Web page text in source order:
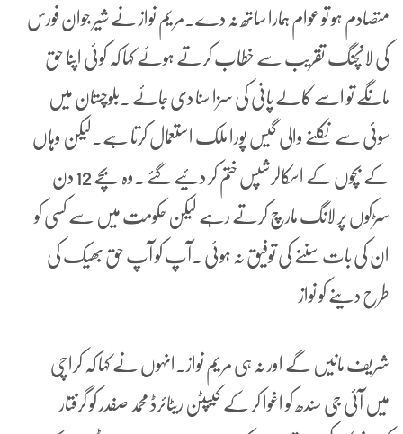
متصادم ہو تو عوام ہمارا ساتھ نہ دے۔مریم نواز نے شیر جوان فورس
کی لانچنگ تقریب سے خطاب کرتے ہوئے کہا کہ کوئی اپنا حق
مانگے تو اسے کالے پانی کی سزا سنا دی جائے ۔بلوچستان میں
سوئی سے نکلنے والی گیس پورا ملک استعمال کرتا ہے۔لیکن وہاں
کے بچوں کے اسکالرشپس ختم کر دئیے گئے ۔وہ بچے 12 دن
سڑکوں پر لانگ مارچ کرتے رہے لیکن حکومت میں سے کسی کو
ان کی بات سننے کی توفیق نہ ہوئی ۔آپ کو آپ حق بھیک کی
طرح دینے کو نواز
شریف مانیں گے اور نہ ہی مریم نواز۔انہوں نے کہا کہ کراچی
میں آئی جی سندھ کو اغوا کر کے کیپٹن ریٹائرڈ محمد صفدر کو گرفتار